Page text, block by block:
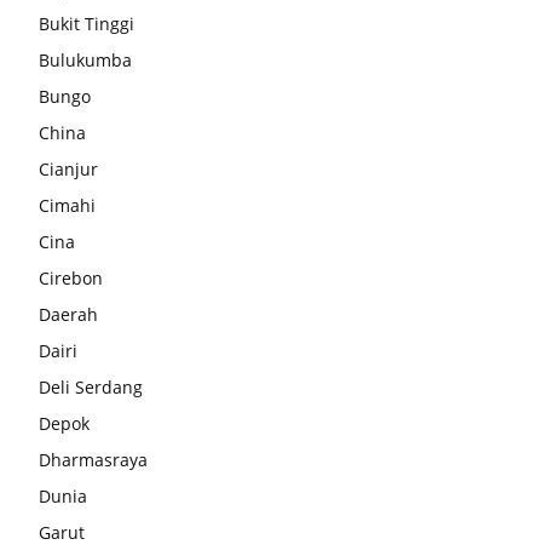
Bukit Tinggi
Bulukumba
Bungo
China
Cianjur
Cimahi
Cina
Cirebon
Daerah
Dairi
Deli Serdang
Depok
Dharmasraya
Dunia
Garut